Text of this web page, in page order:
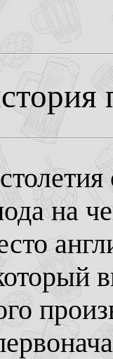
на